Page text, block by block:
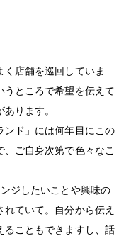
店舗を巡回していま
ところで希望を伝えて
ります。
ンド」には何年目にこの
ご自身次第で色々なこ
ジしたいことや興味の
ていて。自分から伝え
ることもできますし、話